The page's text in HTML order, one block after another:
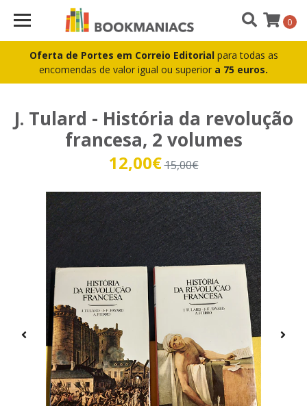
Oferta de Portes em Correio Editorial para todas as
encomendas de valor igual ou superior a 75 euros.
0
J. Tulard - História da revolução
francesa, 2 volumes
12,00€15,00€